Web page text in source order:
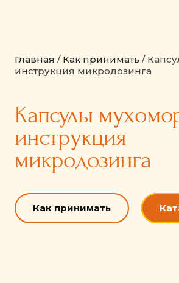
Главная / Как принимать /
инструкция микродозинга
Капсулы
инструкция
микродозинга
Как принимать